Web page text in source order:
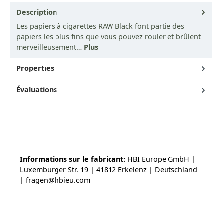
Description
Les papiers à cigarettes RAW Black font partie des
papiers les plus fins que vous pouvez rouler et brûlent
merveilleusement… Plus
Properties
Évaluations
Informations sur le fabricant: HBI Europe GmbH |
Luxemburger Str. 19 | 41812 Erkelenz | Deutschland
| fragen@hbieu.com